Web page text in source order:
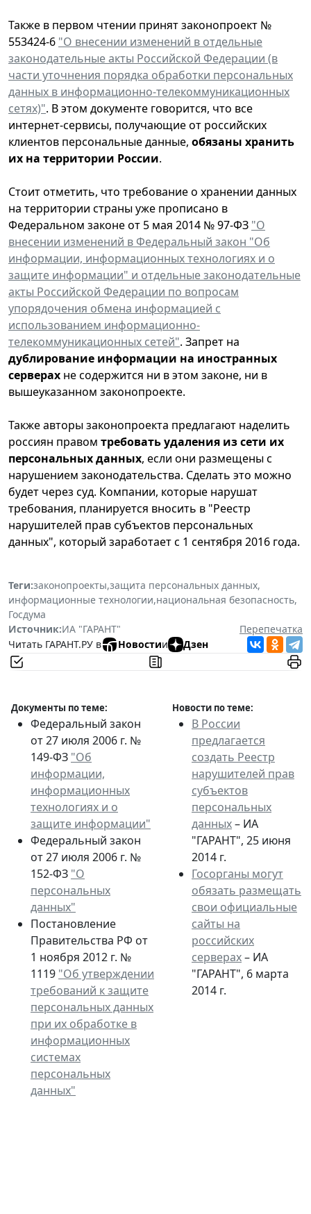
Также в первом чтении принят законопроект №
553424-6 "О внесении изменений в отдельные
законодательные акты Российской Федерации (в
части уточнения порядка обработки персональных
данных в информационно-телекоммуникационных
сетях)". В этом документе говорится, что все
интернет-сервисы, получающие от российских
клиентов персональные данные, обязаны хранить
их на территории России.
Стоит отметить, что требование о хранении данных
на территории страны уже прописано в
Федеральном законеот 5 мая 2014 № 97-ФЗ "О
внесении изменений в Федеральный закон "Об
информации, информационных технологиях и о
защите информации" и отдельные законодательные
акты Российской Федерации по вопросам
упорядочения обмена информацией с
использованием информационно-
телекоммуникационных сетей". Запрет на
дублирование информации на иностранных
серверах не содержится ни в этом законе, ни в
вышеуказанном законопроекте.
Также авторы законопроекта предлагают наделить
россиян правом требовать удаления из сети их
персональных данных, если они размещены с
нарушением законодательства. Сделать это можно
будет через суд. Компании, которые нарушат
требования, планируется вносить в "Реестр
нарушителей прав субъектов персональных
данных", который заработает с 1 сентября 2016 года.
Теги:законопроекты,защита персональных данных,
информационные технологии,национальная безопасность,
Госдума
Источник:ИА "ГАРАНТ"
Перепечатка
Читать ГАРАНТ.РУ в
Новостии Дзен
Документы по теме: Новости по теме:
Федеральный закон
от 27 июля 2006 г. №
149-ФЗ "Об
информации,
информационных
технологиях и о
защите информации"
Федеральный закон
от 27 июля 2006 г. №
152-ФЗ "О
персональных
данных"
Постановление
Правительства РФ от
1 ноября 2012 г. №
1119 "Об утверждении
требований к защите
персональных данных
при их обработке в
информационных
системах
персональных
данных"
В России
предлагается
создать Реестр
нарушителей прав
субъектов
персональных
данных– ИА
"ГАРАНТ", 25 июня
2014 г.
Госорганы могут
обязать размещать
свои официальные
сайты на
российских
серверах– ИА
"ГАРАНТ", 6 марта
2014 г.